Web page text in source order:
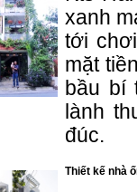
xanh
tới
mặt
bầu bí
lành
đúc.
Thiết kế nhà